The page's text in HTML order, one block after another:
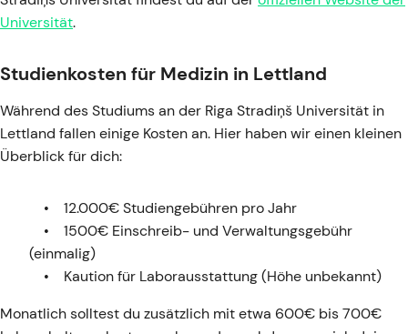
Universität.
Studienkosten für Medizin in Lettland
Während des Studiums an der Riga Stradiņš Universität in
Lettland fallen einige Kosten an. Hier haben wir einen kleinen
Überblick für dich:
12.000€ Studiengebühren pro Jahr
1500€ Einschreib- und Verwaltungsgebühr
(einmalig)
Kaution für Laborausstattung (Höhe unbekannt)
Monatlich solltest du zusätzlich mit etwa 600€ bis 700€